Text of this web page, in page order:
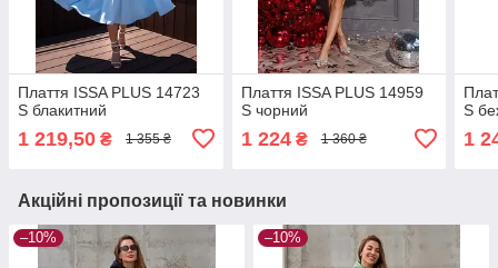
Плаття ISSA PLUS 14723
S блакитний
1 219,50 ₴ 1 355 ₴
Плаття ISSA PLUS 14959
S чорний
1 224₴ 1 360 ₴
S
1
Акційні пропозиції та новинки
–10% –10%